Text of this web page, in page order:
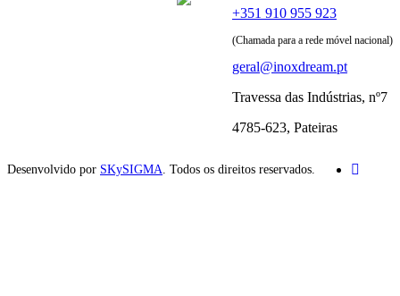
+351 910 955 923
(Chamada para a rede móvel nacional)
geral@inoxdream.pt
Travessa das Indústrias, nº7
4785-623, Pateiras
Desenvolvido por SKySIGMA . Todos os direitos reservados.